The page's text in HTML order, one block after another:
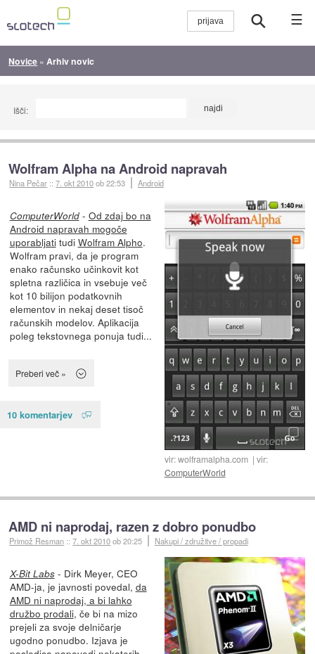
☰
Novice » Arhiv novic
Išči:
Wolfram Alpha na Android napravah
Nina Pečar ::7. okt 2010ob 22:53 Android
vir: wolframalpha.com
vir:
ComputerWorld
ComputerWorld- Od zdaj bo na
Android napravah mogoče
uporabljatitudi Wolfram Alpho.
Wolfram pravi, da je program
enako računsko učinkovit kot
spletna različica in vsebuje več
kot 10 bilijon podatkovnih
elementov in nekaj deset tisoč
računskih modelov. Aplikacija
poleg tekstovnega ponuja tudi...
Preberi več »
10 komentarjev
AMD ni naprodaj, razen z dobro ponudbo
Primož Resman ::7. okt 2010ob 20:25 Nakupi / združitve / propadi
X-Bit Labs- Dirk Meyer, CEO
AMD-ja, je javnosti povedal, da
AMD ni naprodaj, a bi lahko
družbo prodali, če bi na mizo
prejeli za svoje delničarje
ugodno ponudbo. Izjava je